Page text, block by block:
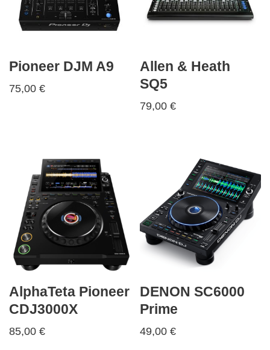
Pioneer DJM A9
75,00 €
Allen & Heath
SQ5
79,00€
AlphaTeta Pioneer
CDJ3000X
85,00 €
DENON SC6000
Prime
49,00€